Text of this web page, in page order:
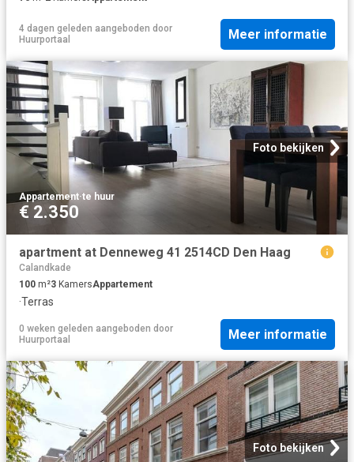
4 dagen geleden aangeboden door
Huurportaal
Meer informatie
Foto bekijken
Appartement·te huur
€ 2.350
apartment at Denneweg 41 2514CD Den Haag
Calandkade
100 m²3 KamersAppartement
·Terras
0 weken geleden aangeboden door
Huurportaal
Meer informatie
Foto bekijken